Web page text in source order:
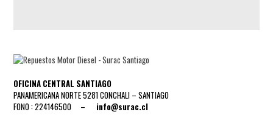
OFICINA CENTRAL SANTIAGO
PANAMERICANA NORTE 5281 CONCHALI – SANTIAGO
FONO : 224146500 – info@surac.cl